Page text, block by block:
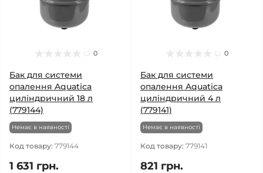
0
Бак для системи
опалення Aquatica
циліндричний 18 л
(779144)
Немає в наявності
Код товару: 779144
1 631 грн.
0
Бак для системи
опалення Aquatica
циліндричний 4 л
(779141)
Немає в наявності
Код товару: 779141
821 грн.